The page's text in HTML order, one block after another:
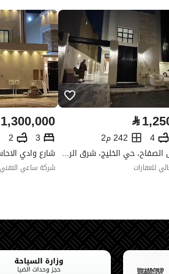
غربية
العقار -
والمدة
-
لوحة اعلانية ،منصات التواصل
الملكية
:
⃁
4
242 م2
شارع جبل الصفاح، حي الخليج، شرق الرياض، الرياض
للعقارات
1,300,000
3
2
شركة ساعي التقني